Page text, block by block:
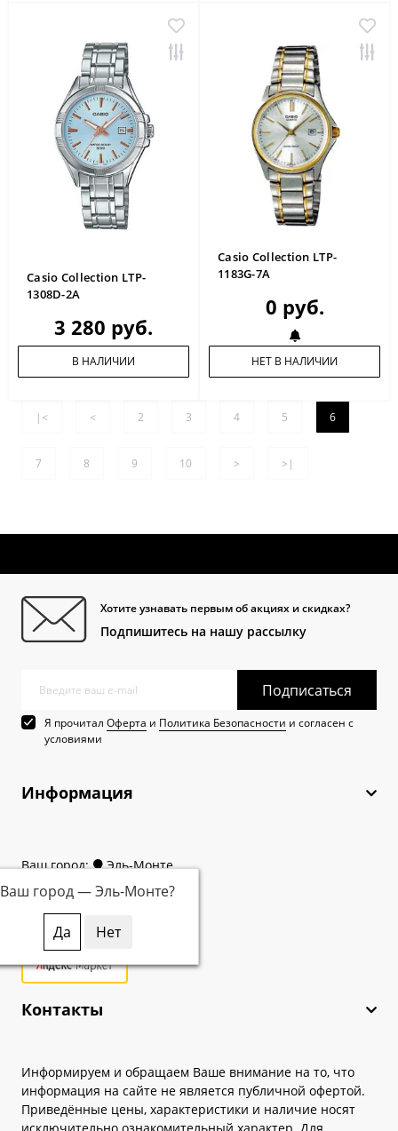
Casio Collection LTP-
1308D-2A
3 280 руб.
В НАЛИЧИИ
Casio Collection LTP-
1183G-7A
0 руб.
НЕТ В НАЛИЧИИ
|< < 2 3 4 5 6
7 8 9 10 > >|
Хотите узнавать первым об акциях и скидках?
Подпишитесь на нашу рассылку
Подписаться
Я прочитал Оферта и Политика Безопасности и согласен с
условиями
Информация
Ваш город: Эль-Монте
Ваш город —Эль-Монте?
Контакты
Информируем и обращаем Ваше внимание на то, что
информация на сайте не является публичной офертой.
Приведённые цены, характеристики и наличие носят